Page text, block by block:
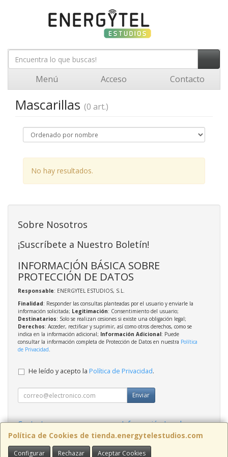
Menú Acceso Contacto
Mascarillas (0 art.)
No hay resultados.
Política de Cookies de tienda.energytelestudios.com
Configurar Rechazar Aceptar Cookies
Sobre Nosotros
¡Suscríbete a Nuestro Boletín!
INFORMACIÓN BÁSICA SOBRE
PROTECCIÓN DE DATOS
Responsable: ENERGYTEL ESTUDIOS, S.L.
Finalidad: Responder las consultas planteadas por el usuario y enviarle la
información solicitada; Legitimación: Consentimiento del usuario;
Destinatarios: Solo se realizan cesiones si existe una obligación legal;
Derechos: Acceder, rectificar y suprimir, así como otros derechos, como se
indica en la información adicional; Información Adicional: Puede
consultar la información completa de Protección de Datos en nuestra Política
de Privacidad.
He leído y acepto la Política de Privacidad.
Enviar
Contacto
Información Legal
Política Privacidad
Política de Cookies